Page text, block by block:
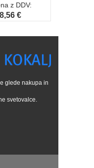
z DDV:
€
glede nakupa in
svetovalce.